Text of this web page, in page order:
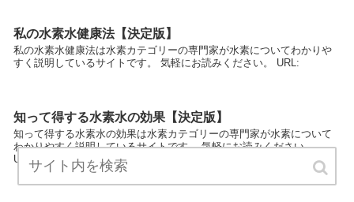
私の水素水健康法【決定版】
私の水素水健康法は水素カテゴリーの専門家が水素についてわかりや
すく説明しているサイトです。 気軽にお読みください。 URL:
知って得する水素水の効果【決定版】
知って得する水素水の効果は水素カテゴリーの専門家が水素について
わかりやすく説明しているサイトです。 気軽にお読みください。
URL: